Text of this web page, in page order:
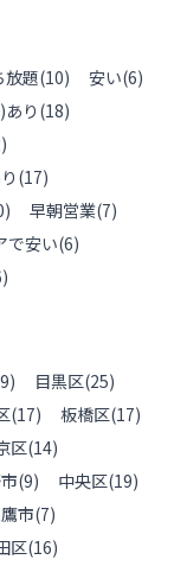
放題(10) 安い(6)
り (18)
)
(17)
) 早朝営業(7)
で安い(6)
)
) 目黒区(25)
(17) 板橋区(17)
区(14)
(9) 中央区(19)
市(7)
区(16)